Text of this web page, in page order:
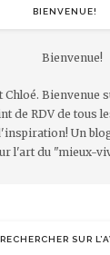
BIENVENUE!
Chloé. Bienvenue
de RDV de tous
Un
l'art du "mieux-
RECHERCHER SUR